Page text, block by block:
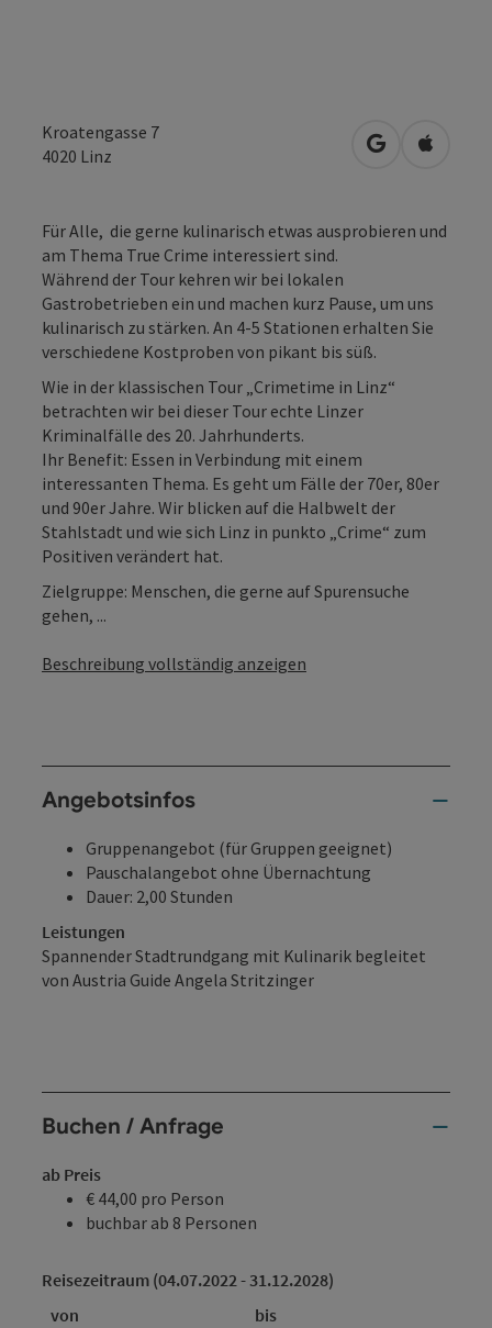
Kroatengasse 7
4020 Linz in Google
in
Für Alle, die gerne kulinarisch etwas ausprobieren und
am Thema True Crime interessiert sind.
Während der Tour kehren wir bei lokalen
Gastrobetrieben ein und machen kurz Pause, um uns
kulinarisch zu stärken. An 4-5 Stationen erhalten Sie
verschiedene Kostproben von pikant bis süß.
Wie in der klassischen Tour „Crimetime in Linz“
betrachten wir bei dieser Tour echte Linzer
Kriminalfälle des 20. Jahrhunderts.
Ihr Benefit: Essen in Verbindung mit einem
interessanten Thema. Es geht um Fälle der 70er, 80er
und 90er Jahre. Wir blicken auf die Halbwelt der
Stahlstadt und wie sich Linz in punkto „Crime“ zum
Positiven verändert hat.
Zielgruppe: Menschen, die gerne auf Spurensuche
gehen, ...
Beschreibung vollständig anzeigen
Angebotsinfos
Gruppenangebot (für Gruppen geeignet)
Pauschalangebot ohne Übernachtung
Dauer: 2,00 Stunden
Leistungen
Spannender Stadtrundgang mit Kulinarik begleitet
von Austria Guide Angela Stritzinger
Buchen / Anfrage
ab Preis
€ 44,00 pro Person
buchbar ab 8 Personen
Reisezeitraum (04.07.2022 - 31.12.2028)
von
bis